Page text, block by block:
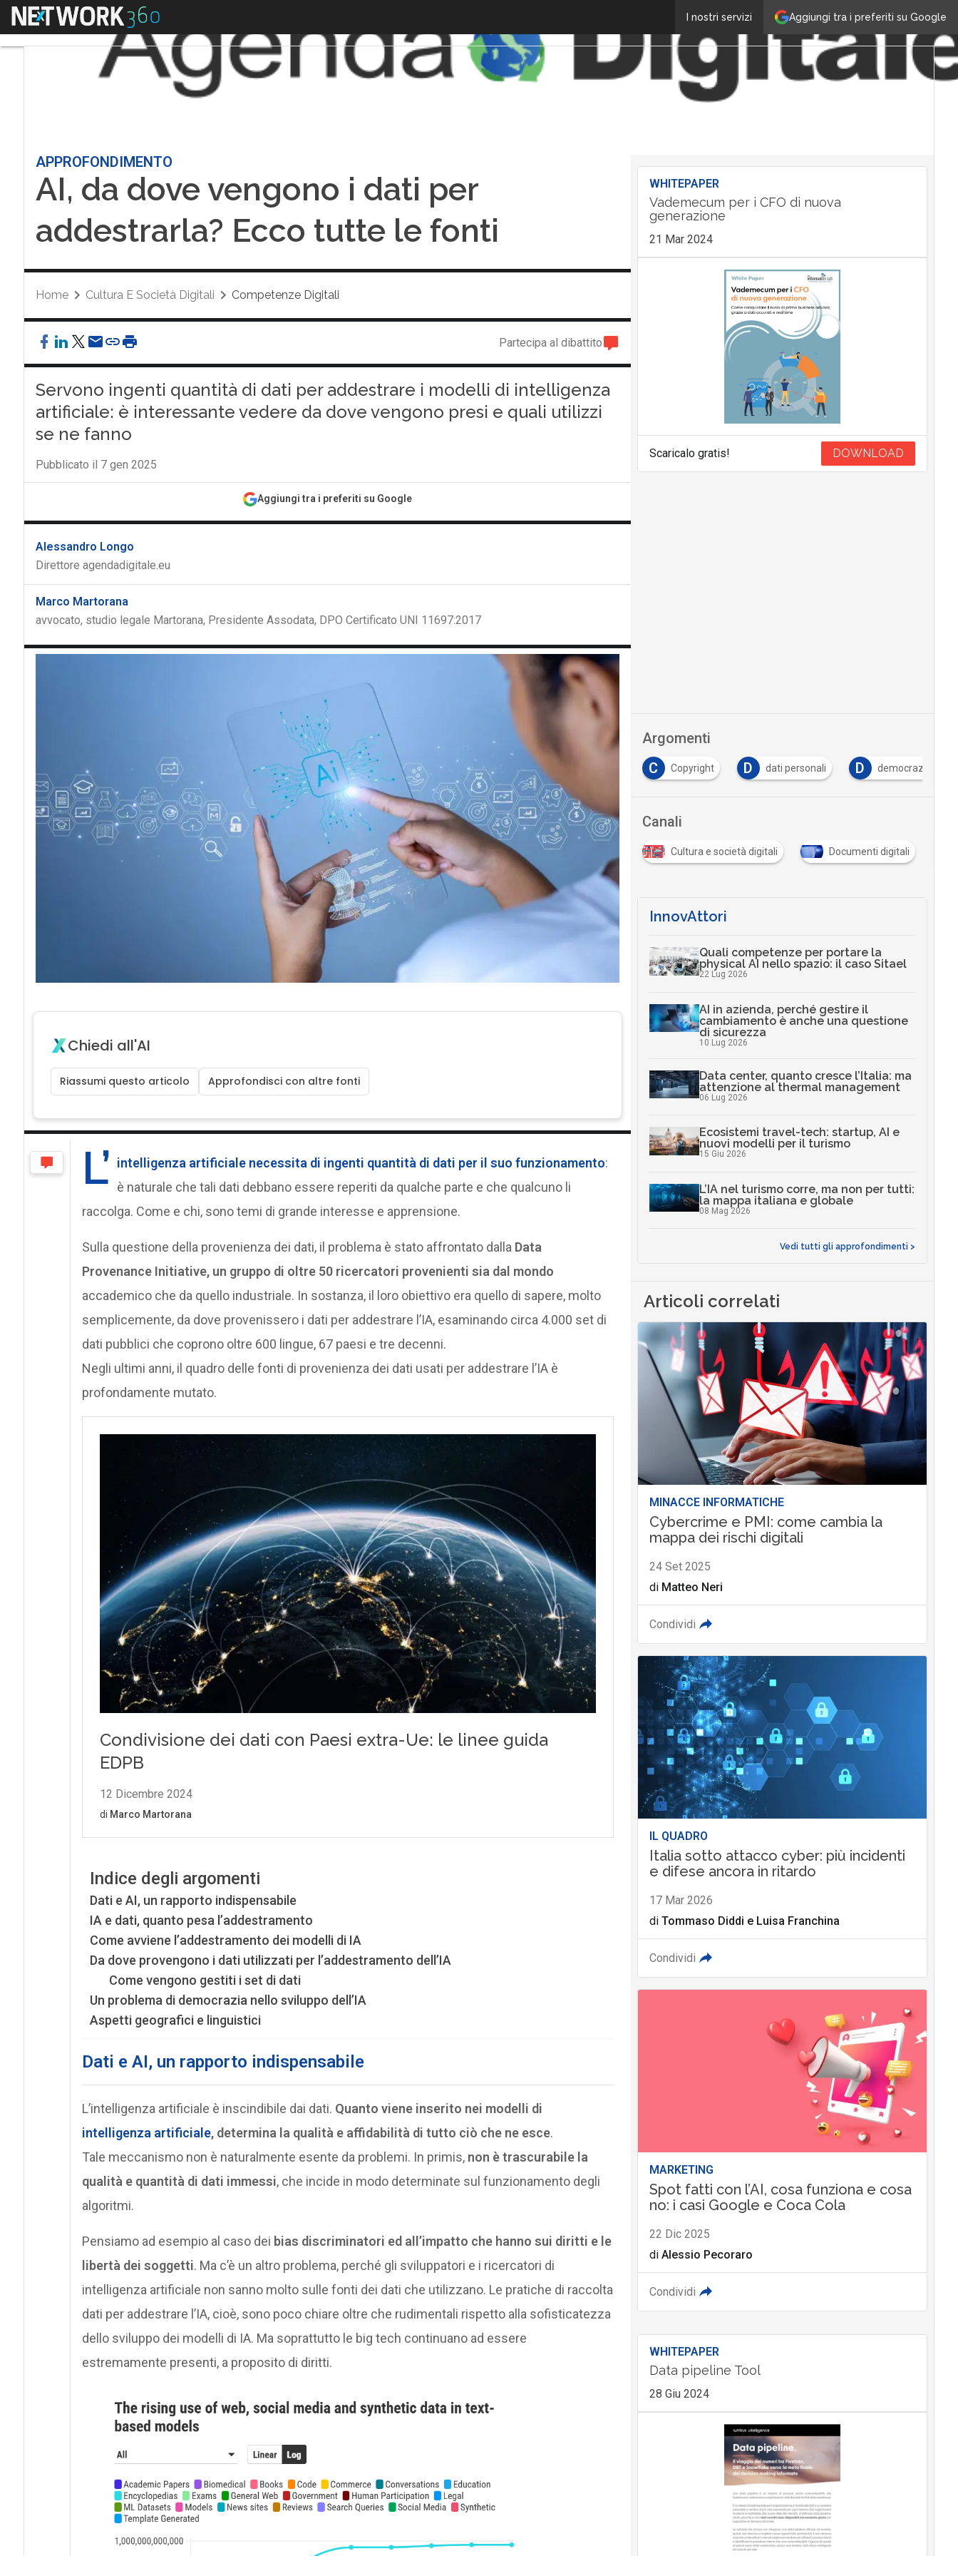
Aggiungi tra i preferiti su Google
I nostri servizi
Menu
APPROFONDIMENTO
AI, da dove vengono i dati per
addestrarla? Ecco tutte le fonti
Home Cultura E Società Digitali Competenze Digitali
Partecipa al dibattito
Servono ingenti quantità di dati per addestrare i modelli di intelligenza
artificiale: è interessante vedere da dove vengono presi e quali utilizzi
se ne fanno
Pubblicato il 7 gen 2025
Aggiungi tra i preferiti su Google
Alessandro Longo
Direttore agendadigitale.eu
Marco Martorana
avvocato, studio legale Martorana, Presidente Assodata, DPO Certificato UNI 11697:2017
Chiedi all'AI
Riassumi questo articolo Approfondisci con altre fonti
L’ intelligenza artificiale necessita di ingenti quantità di dati per il suo funzionamento:
è naturale che tali dati debbano essere reperiti da qualche parte e che qualcuno li
raccolga. Come e chi, sono temi di grande interesse e apprensione.
Sulla questione della provenienza dei dati, il problema è stato affrontato dalla Data
Provenance Initiative, un gruppo di oltre 50 ricercatori provenienti sia dal mondo
accademico che da quello industriale. In sostanza, il loro obiettivo era quello di sapere, molto
semplicemente, da dove provenissero i dati per addestrare l’IA, esaminando circa 4.000 set di
dati pubblici che coprono oltre 600 lingue, 67 paesi e tre decenni.
Negli ultimi anni, il quadro delle fonti di provenienza dei dati usati per addestrare l’IA è
profondamente mutato.
Indice degli argomenti
Dati e AI, un rapporto indispensabile
IA e dati, quanto pesa l’addestramento
Come avviene l’addestramento dei modelli di IA
Da dove provengono i dati utilizzati per l’addestramento dell’IA
Come vengono gestiti i set di dati
Un problema di democrazia nello sviluppo dell’IA
Aspetti geografici e linguistici
Dati e AI, un rapporto indispensabile
L’intelligenza artificiale è inscindibile dai dati. Quanto viene inserito nei modelli di
intelligenza artificiale, determina la qualità e affidabilità di tutto ciò che ne esce.
Tale meccanismo non è naturalmente esente da problemi. In primis, non è trascurabile la
qualità e quantità di dati immessi, che incide in modo determinate sul funzionamento degli
algoritmi.
Pensiamo ad esempio al caso dei bias discriminatori ed all’impatto che hanno sui diritti e le
libertà dei soggetti. Ma c’è un altro problema, perché gli sviluppatori e i ricercatori di
intelligenza artificiale non sanno molto sulle fonti dei dati che utilizzano. Le pratiche di raccolta
dati per addestrare l’IA, cioè, sono poco chiare oltre che rudimentali rispetto alla sofisticatezza
dello sviluppo dei modelli di IA. Ma soprattutto le big tech continuano ad essere
estremamente presenti, a proposito di diritti.
WHITEPAPER
Vademecum per i CFO di nuova
generazione
21 Mar 2024
Scaricalo gratis! DOWNLOAD
Argomenti
C
conservazione digitale D dati personali D democrazia F facebook
Canali
C
competenze digitali Cultura e società digitali Documenti digitali P Privacy S Sicurezza
InnovAttori
Quali competenze per portare la
physical AI nello spazio: il caso Sitael
22 Lug 2026
AI in azienda, perché gestire il
cambiamento è anche una questione
di sicurezza
10 Lug 2026
Data center, quanto cresce l’Italia: ma
attenzione al thermal management
06 Lug 2026
Ecosistemi travel-tech: startup, AI e
nuovi modelli per il turismo
15 Giu 2026
L’IA nel turismo corre, ma non per tutti:
la mappa italiana e globale
08 Mag 2026
Vedi tutti gli approfondimenti >
Articoli correlati
MINACCE INFORMATICHE
Cybercrime e PMI: come cambia la
mappa dei rischi digitali
24 Set 2025
di Matteo Neri
Condividi
IL QUADRO
Italia sotto attacco cyber: più incidenti
e difese ancora in ritardo
17 Mar 2026
di Tommaso Diddi e Luisa Franchina
Condividi
MARKETING
Spot fatti con l’AI, cosa funziona e cosa
no: i casi Google e Coca Cola
22 Dic 2025
di Alessio Pecoraro
Condividi
WHITEPAPER
Data pipeline Tool
28 Giu 2024